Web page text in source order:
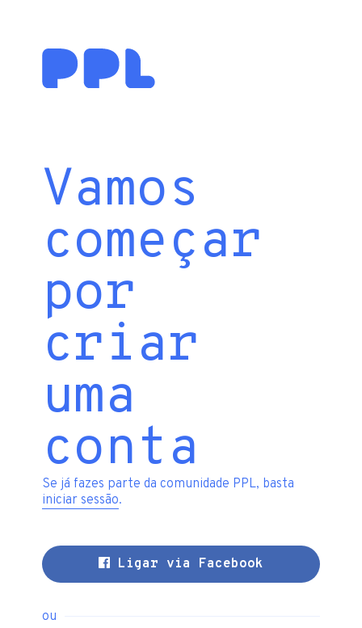
Vamos
começar
por
criar
uma
conta
Se já fazes parte da comunidade PPL, basta
iniciar sessão.
Ligar via Facebook
ou